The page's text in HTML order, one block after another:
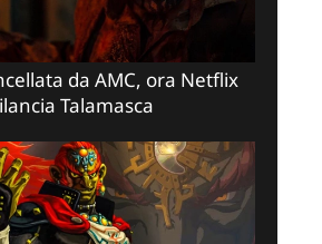
da AMC, ora Netflix
Talamasca